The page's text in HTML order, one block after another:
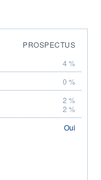
PROSPECTUS
4 %
0 %
2 %
2 %
Oui